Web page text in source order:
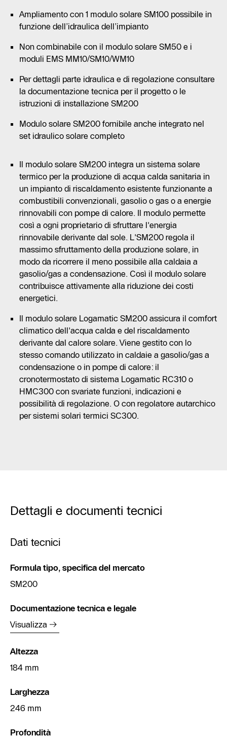
Ampliamento con 1 modulo solare SM100 possibile in
funzione dell’idraulica dell’impianto
Non combinabile con il modulo solare SM50 e i
moduli EMS MM10/SM10/WM10
Per dettagli parte idraulica e di regolazione consultare
la documentazione tecnica per il progetto o le
istruzioni di installazione SM200
Modulo solare SM200 fornibile anche integrato nel
set idraulico solare completo
Il modulo solare SM200 integra un sistema solare
termico per la produzione di acqua calda sanitaria in
un impianto di riscaldamento esistente funzionante a
combustibili convenzionali, gasolio o gas o a energie
rinnovabili con pompe di calore. Il modulo permette
così a ogni proprietario di sfruttare l'energia
rinnovabile derivante dal sole. L'SM200 regola il
massimo sfruttamento della produzione solare, in
modo da ricorrere il meno possibile alla caldaia a
gasolio/gas a condensazione. Così il modulo solare
contribuisce attivamente alla riduzione dei costi
energetici.
Il modulo solare Logamatic SM200 assicura il comfort
climatico dell'acqua calda e del riscaldamento
derivante dal calore solare. Viene gestito con lo
stesso comando utilizzato in caldaie a gasolio/gas a
condensazione o in pompe di calore: il
cronotermostato di sistema Logamatic RC310 o
HMC300 con svariate funzioni, indicazioni e
possibilità di regolazione. O con regolatore autarchico
per sistemi solari termici SC300.
Dettagli e documenti tecnici
Dati tecnici
Formula tipo, specifica del mercato
SM200
Documentazione tecnica e legale
Visualizza
Altezza
184 mm
Larghezza
246 mm
Profondità